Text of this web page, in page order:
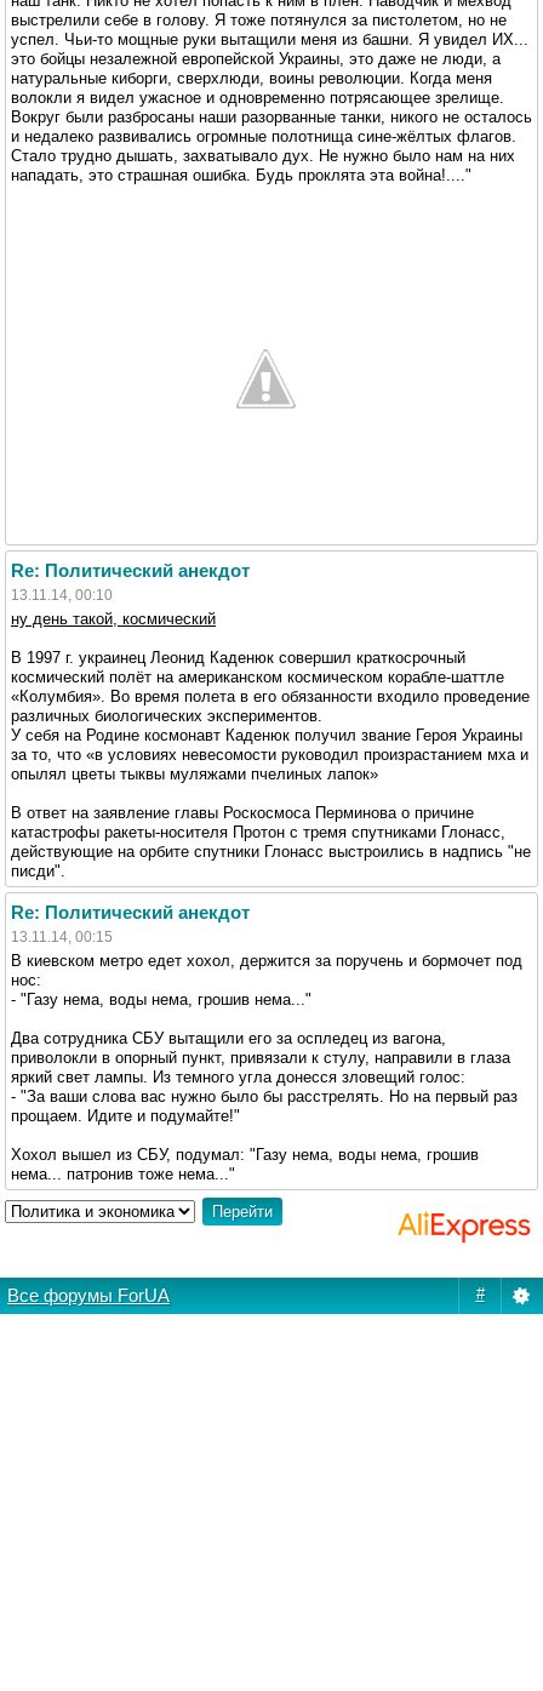
выстрелили себе в голову. Я тоже потянулся за пистолетом, но не
успел. Чьи-то мощные руки вытащили меня из башни. Я увидел ИХ...
это бойцы незалежной европейской Украины, это даже не люди, а
натуральные киборги, сверхлюди, воины революции. Когда меня
волокли я видел ужасное и одновременно потрясающее зрелище.
Вокруг были разбросаны наши разорванные танки, никого не осталось
и недалеко развивались огромные полотнища сине-жёлтых флагов.
Стало трудно дышать, захватывало дух. Не нужно было нам на них
нападать, это страшная ошибка. Будь проклята эта война!...."
Re: Политический анекдот
13.11.14, 00:10
ну день такой, космический
В 1997 г. украинец Леонид Каденюк совершил краткосрочный
космический полёт на американском космическом корабле-шаттле
«Колумбия». Во время полета в его обязанности входило проведение
различных биологических экспериментов.
У себя на Родине космонавт Каденюк получил звание Героя Украины
за то, что «в условиях невесомости руководил произрастанием мха и
опылял цветы тыквы муляжами пчелиных лапок»
В ответ на заявление главы Роскосмоса Перминова о причине
катастрофы ракеты-носителя Протон с тремя спутниками Глонасс,
действующие на орбите спутники Глонасс выстроились в надпись "не
писди".
Re: Политический анекдот
13.11.14, 00:15
В киевском метро едет хохол, держится за поручень и бормочет под
нос:
- "Газу нема, воды нема, грошив нема..."
Два сотрудника СБУ вытащили его за оспледец из вагона,
приволокли в опорный пункт, привязали к стулу, направили в глаза
яркий свет лампы. Из темного угла донесся зловещий голос:
- "За ваши слова вас нужно было бы расстрелять. Но на первый раз
прощаем. Идите и подумайте!"
Хохол вышел из СБУ, подумал: "Газу нема, воды нема, грошив
нема... патронив тоже нема..."
Все форумы ForUA #